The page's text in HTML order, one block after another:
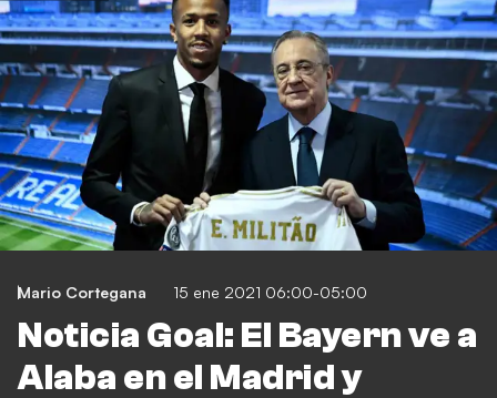
Mario Cortegana 15 ene 2021 06:00-05:00
Noticia Goal: El Bayern ve a
Alaba en el Madrid y